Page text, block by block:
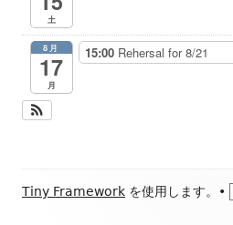
土
8月
17
月
15:00 Rehersal for 8/21
フ
Tiny Framework を使用します。 •